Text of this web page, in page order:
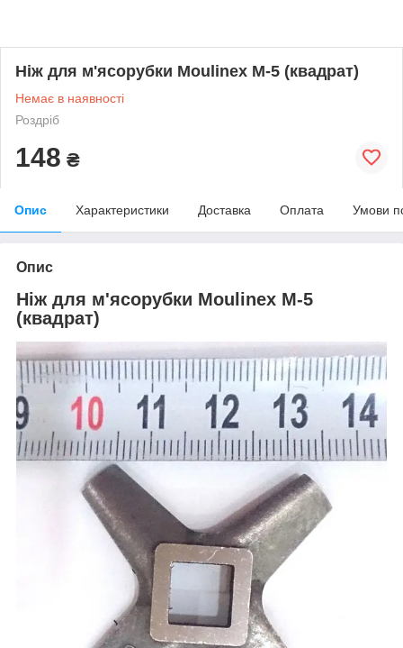
Ніж для м'ясорубки Moulinex M-5 (квадрат)
Немає в наявності
Роздріб
148 ₴
Опис Характеристики Доставка Оплата Умови
Опис
Ніж для м'ясорубки Moulinex M-5
(квадрат)